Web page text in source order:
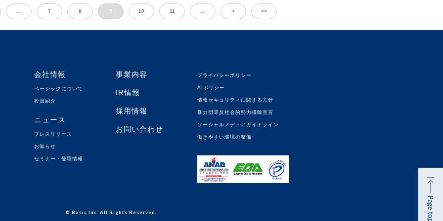
7 8 9 10 11 > >>
会社情報
ベーシックについて
役員紹介
ニュース
プレスリリース
お知らせ
セミナー・登壇情報
事業内容
IR情報
採用情報
お問い合わせ
プライバシーポリシー
AIポリシー
情報セキュリティに関する方針
暴力団等反社会的勢力排除宣言
ソーシャルメディアガイドライン
働きやすい環境の整備
© Basic Inc. All Rights Reserved.